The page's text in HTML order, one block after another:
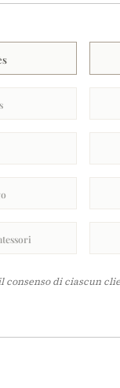
consenso di ciascun